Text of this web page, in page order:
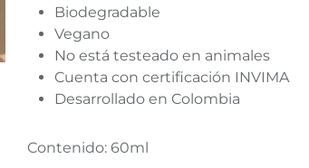
Biodegradable
Vegano
No está testeado en animales
Cuenta con certificación INVIMA
Desarrollado en Colombia
Contenido: 60ml